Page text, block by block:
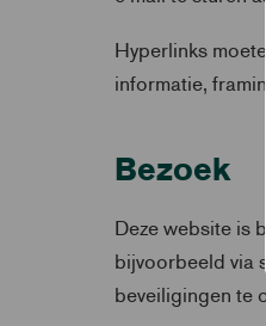
Hyperlinks
informatie,
Bezoek
Deze website is
bijvoorbeeld via
beveiligingen te